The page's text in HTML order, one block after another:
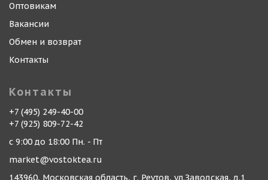
Оптовикам
Вакансии
Обмен и возврат
Контакты
Контакты
+7 (495) 249-40-00
+7 (925) 809-72-42
с 9:00 до 18:00 Пн. - Пт
market@vostoktea.ru
143960, Московская область, г. Реутов, ул.Заводская, д.1